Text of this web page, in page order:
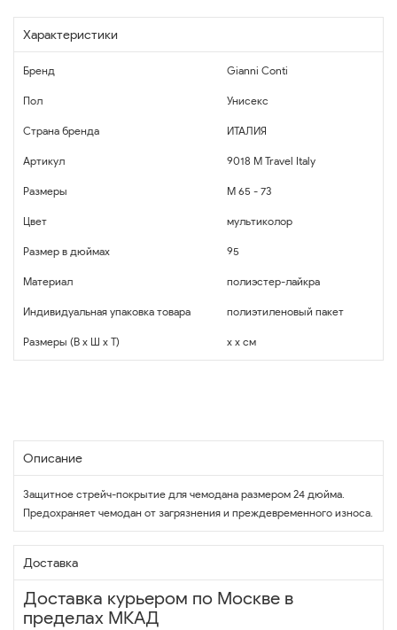
Характеристики
Бренд Gianni Conti
Пол Унисекс
Страна бренда ИТАЛИЯ
Артикул 9018 M Travel Italy
Размеры M 65 - 73
Цвет мультиколор
Размер в дюймах 95
Материал полиэстер-лайкра
Индивидуальная упаковка товара полиэтиленовый пакет
Размеры (В x Ш x Т) x x см
Описание
Защитное стрейч-покрытие для чемодана размером 24 дюйма.
Предохраняет чемодан от загрязнения и преждевременного износа.
Доставка
Доставка курьером по Москве в
пределах МКАД